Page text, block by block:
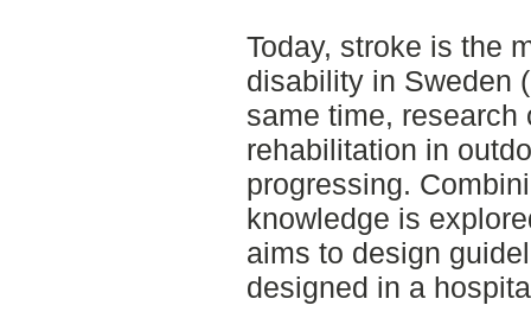
Today, stroke is the
disability in Sweden
same time, research
rehabilitation in
progressing.
knowledge is
aims to design
designed in a